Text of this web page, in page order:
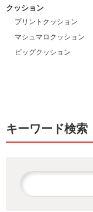
クッション
プリントクッション
マシュマロクッション
ビッグクッション
キーワード検索